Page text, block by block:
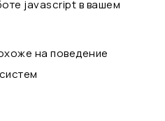
javascript в вашем
на поведение